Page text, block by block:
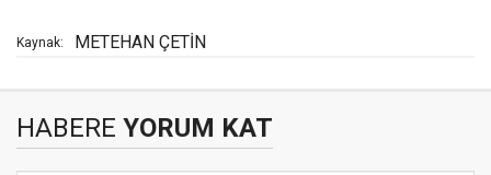
Kaynak: METEHAN ÇETİN
HABERE YORUM KAT